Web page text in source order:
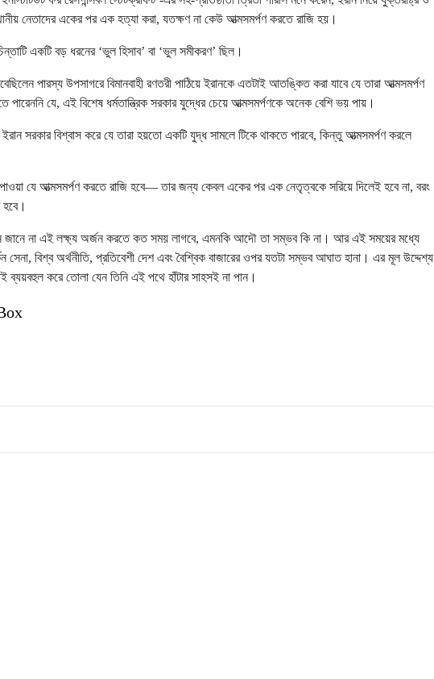
নেতাদের একের পর এক হত্যা করা, যতক্ষণ না কেউ আত্মসমর্পণ করতে রাজি হয়।
একটি বড় ধরনের ‘ভুল হিসাব’ বা ‘ভুল সমীকরণ’ ছিল।
পারস্য উপসাগরে বিমানবাহী রণতরী পাঠিয়ে ইরানকে এতটাই আতঙ্কিত করা যাবে যে তারা আত্মসমর্পণ
যে, এই বিশেষ ধর্মতান্ত্রিক সরকার যুদ্ধের চেয়ে আত্মসমর্পণকে অনেক বেশি ভয় পায়।
সরকার বিশ্বাস করে যে তারা হয়তো একটি যুদ্ধ সামলে টিকে থাকতে পারবে, কিন্তু আত্মসমর্পণ করলে
যে আত্মসমর্পণ করতে রাজি হবে— তার জন্য কেবল একের পর এক নেতৃত্বকে সরিয়ে দিলেই হবে না, বরং
হবে।
জানে না এই লক্ষ্য অর্জন করতে কত সময় লাগবে, এমনকি আদৌ তা সম্ভব কি না। আর এই সময়ের মধ্যে
সেনা, বিশ্ব অর্থনীতি, প্রতিবেশী দেশ এবং বৈশ্বিক বাজারের ওপর যতটা সম্ভব আঘাত হানা। এর মূল উদ্দেশ্য
ব্যয়বহুল করে তোলা যেন তিনি এই পথে হাঁটার সাহসই না পান।